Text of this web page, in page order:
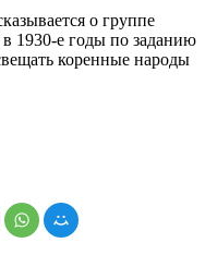
о группе
1930-е годы по заданию
коренные народы